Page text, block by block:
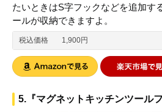
たいときはS字フックなどを追加す
ールが収納できますよ。
税込価格 1,900円
5.『マグネットキッチンツール